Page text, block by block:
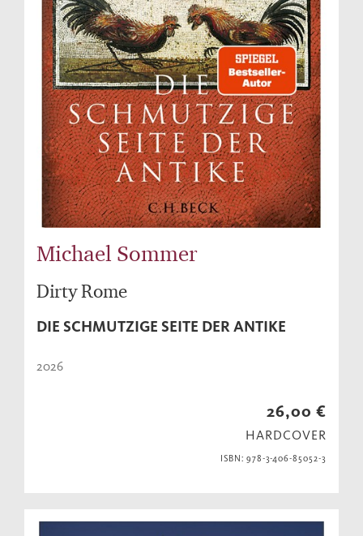
Michael Sommer
Dirty Rome
DIE SCHMUTZIGE SEITE DER ANTIKE
2026
26,00 €
HARDCOVER
ISBN: 978-3-406-85052-3